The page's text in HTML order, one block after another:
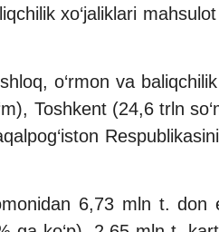
xo‘jaliklari
o‘rmon va
Toshkent (24,6 trln
6,73 mln t.